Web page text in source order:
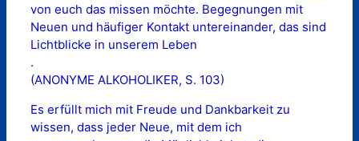
von euch das missen möchte. Begegnungen mit
Neuen und häufiger Kontakt untereinander, das sind
Lichtblicke in unserem Leben
.
(ANONYME ALKOHOLIKER, S. 103)
Es erfüllt mich mit Freude und Dankbarkeit zu
wissen, dass jeder Neue, mit dem ich